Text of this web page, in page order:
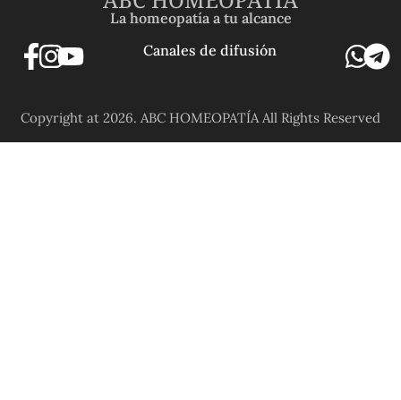
La homeopatía a tu alcance
Canales de difusión
Copyright at 2026. ABC HOMEOPATÍA All Rights Reserved